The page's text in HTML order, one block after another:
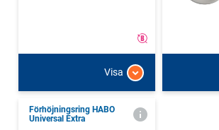
Visa
Förhöjningsring HABO
Universal Extra